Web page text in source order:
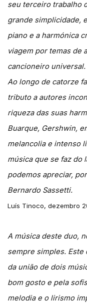
seu terceiro trabalho
grande simplicidade,
piano e a harmónica
viagem por temas de
cancioneiro universal.
Ao longo de catorze
tributo a autores
riqueza das suas
Buarque, Gershwin,
melancolia e intenso
música que se faz do
podemos apreciar,
Bernardo Sassetti.
Luís Tinoco, dezembro
A música deste duo,
sempre simples.
da união de dois
bom gosto e pela
melodia e o lirismo